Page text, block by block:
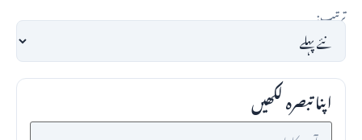
ترتیب:
اپنا تبصرہ لکھیں